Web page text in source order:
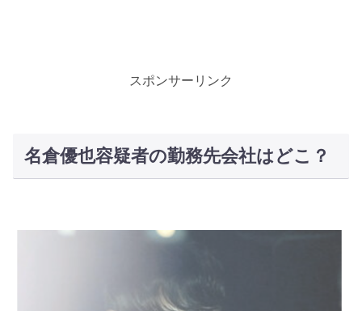
スポンサーリンク
名倉優也容疑者の勤務先会社はどこ？